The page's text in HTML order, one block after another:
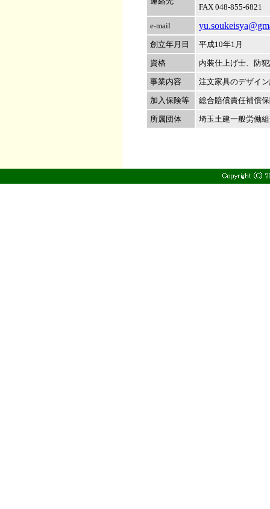
FAX 048-855-6821
e-mail
創立年月日 平成10年1月
資格 内装仕上げ士、防
事業内容 注文家具のデザイ
加入保険等 総合賠償責任補償
所属団体 埼玉土建一般労働